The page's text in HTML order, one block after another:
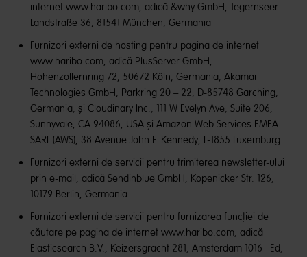
internet www.haribo.com, adică &why GmbH, Tegernseer
Landstraße 36, 81541 München, Germania
Furnizori externi de hosting pentru pagina de internet
www.haribo.com, adică PlusServer GmbH,
Hohenzollernring 72, 50672 Köln, Germania, Akamai
Technologies GmbH, Parkring 20 – 22, D-85748 Garching,
Germania, și Cloudinary Inc., 111 W Evelyn Ave, Suite 206,
Sunnyvale, CA 94086, USA și Amazon Web Services EMEA
SARL (AWS), 38 Avenue John F. Kennedy, L-1855 Luxemburg.
Furnizori externi de servicii pentru trimiterea newsletter-ului
prin e-mail, adică Sendinblue GmbH, Köpenicker Str. 126,
10179 Berlin, Germania
Furnizori externi de servicii pentru furnizarea funcției de
căutare pe pagina de internet www.haribo.com, adică
Elasticsearch B.V., Keizersgracht 281, Amsterdam 1016 –Ed,